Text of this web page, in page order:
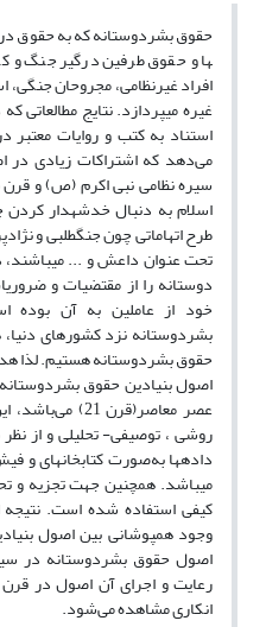
ها و حقوق طرفین درگیر جنگ و
افراد غیرنظامی، مجروحان
غیره می­پردازد. نتایج مطالعاتی
استناد به کتب و روایات
می‌دهد که اشتراکات زیادی در
سیره نظامی نبی اکرم (ص) و
اسلام به دنبال خدشه­دار کردن
طرح اتهاماتی چون جنگ­طلبی و
تحت عنوان داعش و ... می­باشند،
دوستانه را از مقتضیات و
خود از عاملین به آن بوده
بشردوستانه نزد کشورهای
حقوق بشردوستانه هستیم. لذا
اصول بنیادین حقوق
عصر معاصر(قرن
روشی ، توصیفی- تحلیلی و از
داده­ها به‌صورت کتابخانه­ای و
می­باشد. همچنین جهت تجزیه و
کیفی استفاده شده است.
وجود همپوشانی بین اصول
اصول حقوق بشردوستانه در
رعایت و اجرای آن اصول در
انکاری مشاهده می‌شود.